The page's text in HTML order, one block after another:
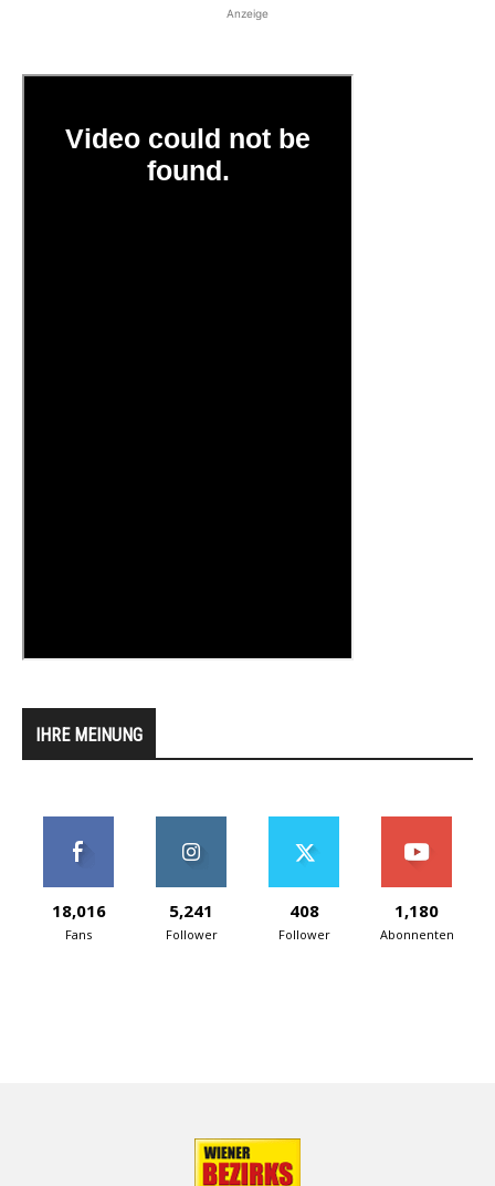
Anzeige
IHRE MEINUNG
18,016
Fans
5,241
Follower
408
Follower
1,180
Abonnenten